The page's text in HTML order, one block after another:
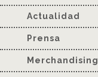
Actualidad
Prensa
Merchandising